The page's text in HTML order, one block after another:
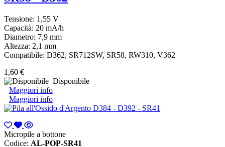
Tensione: 1,55 V
Capacità: 20 mA/h
Diametro: 7,9 mm
Altezza: 2,1 mm
Compatibile: D362, SR712SW, SR58, RW310, V362
1,60 €
Disponibile
Maggiori info
Maggiori info
Micropile a bottone
Codice: AL-POP-SR41